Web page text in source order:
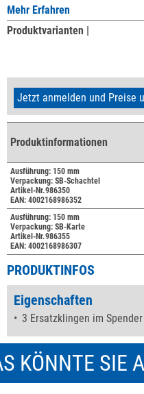
Mehr Erfahren
Produktvarianten |
Jetzt anmelden und Preise
Produktinformationen
Ausführung: 150 mm
Verpackung: SB-Schachtel
Artikel-Nr.986350
EAN: 4002168986352
Ausführung: 150 mm
Verpackung: SB-Karte
Artikel-Nr.986355
EAN: 4002168986307
PRODUKTINFOS
Eigenschaften
3 Ersatzklingen im Spender
KÖNNTE SIE